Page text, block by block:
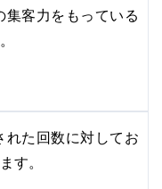
集客力をもっている
れた回数に対してお
す。